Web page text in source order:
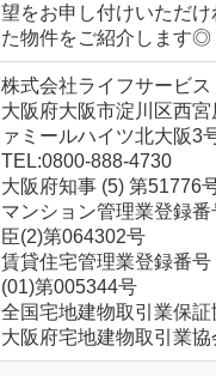
望をお申し付けいただけ
た物件をご紹介します◎
株式会社ライフサービス
大阪府大阪市淀川区西宮
ァミールハイツ北大阪3
TEL:0800-888-4730
大阪府知事 (5) 第51776
マンション管理業登録
臣(2)第064302号
賃貸住宅管理業登録番
(01)第005344号
全国宅地建物取引業保証
大阪府宅地建物取引業協